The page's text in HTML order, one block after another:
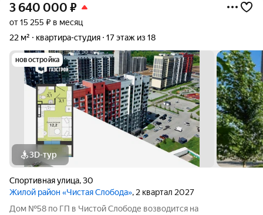
3 640 000 ₽
от 15 255 ₽ в месяц
22 м²
квартира-студия 17 этаж из 18
новостройка
3D-тур
Спортивная улица,30
Жилой район «Чистая Слобода», 2 квартал 2027
Дом №58 по ГП в Чистой Слободе возводится на